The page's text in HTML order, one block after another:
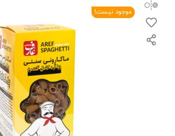
موجود نیست!